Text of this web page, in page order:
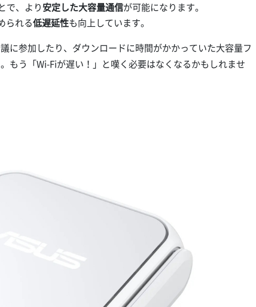
で、より安定した大容量通信が可能になります。
られる低遅延性も向上しています。
に参加したり、ダウンロードに時間がかかっていた大容量フ
もう「Wi-Fiが遅い！」と嘆く必要はなくなるかもしれませ